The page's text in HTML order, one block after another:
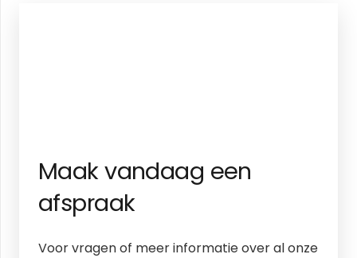
Maak vandaag een
afspraak
Voor vragen of meer informatie over al onze